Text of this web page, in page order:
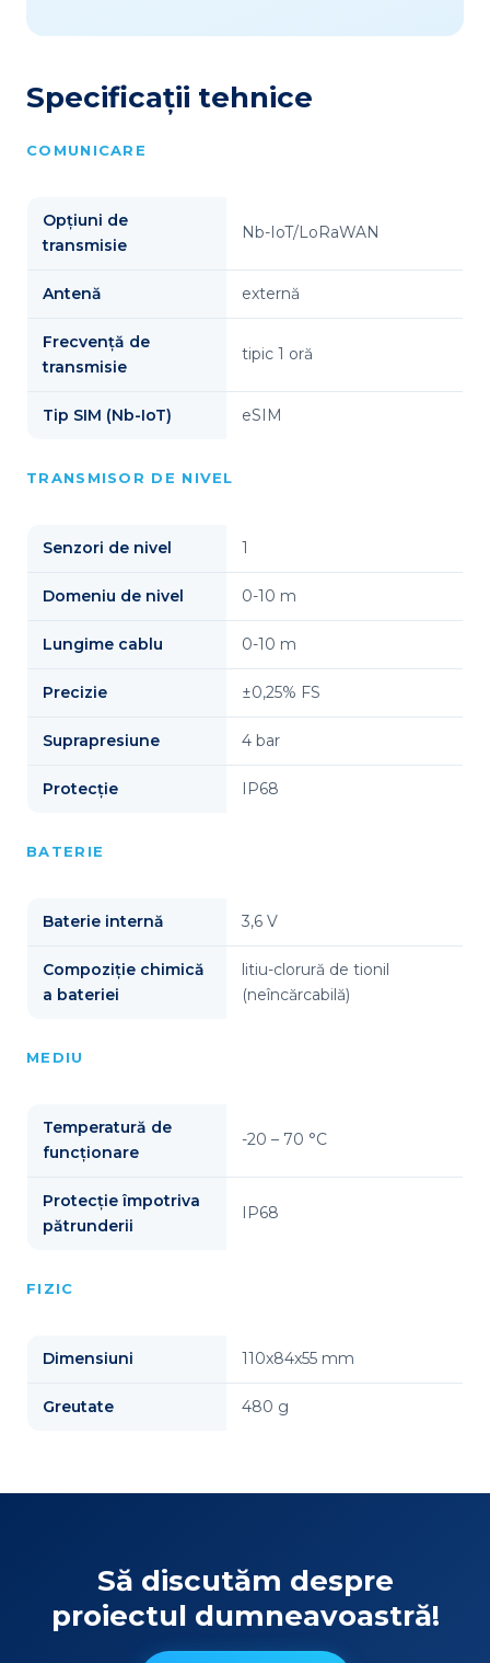
Specificații tehnice
COMUNICARE
Opțiuni de
transmisie
Nb-IoT/LoRaWAN
Antenă externă
Frecvență de
transmisie
tipic 1 oră
Tip SIM (Nb-IoT) eSIM
TRANSMISOR DE NIVEL
Senzori de nivel 1
Domeniu de nivel 0-10 m
Lungime cablu 0-10 m
Precizie ±0,25% FS
Suprapresiune 4 bar
Protecție IP68
BATERIE
Baterie internă 3,6 V
Compoziție chimică
a bateriei
litiu-clorură de tionil
(neîncărcabilă)
MEDIU
Temperatură de
funcționare
-20 – 70 °C
Protecție împotriva
pătrunderii
IP68
FIZIC
Dimensiuni 110x84x55 mm
Greutate 480 g
Să discutăm despre
proiectul dumneavoastră!